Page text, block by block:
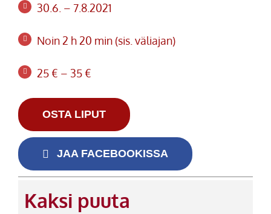
30.6. – 7.8.2021
Noin 2 h 20 min (sis. väliajan)
25 € – 35 €
OSTA LIPUT
JAA FACEBOOKISSA
Kaksi puuta